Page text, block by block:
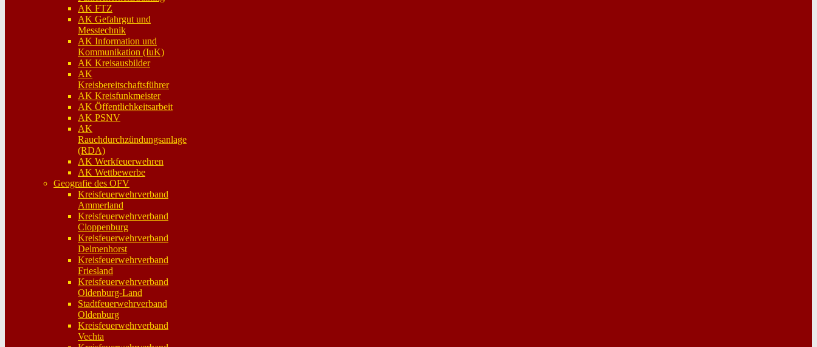
AK FTZ
AK Gefahrgut und
Messtechnik
AK Information und
Kommunikation (IuK)
AK Kreisausbilder
AK
Kreisbereitschaftsführer
AK Kreisfunkmeister
AK Öffentlichkeitsarbeit
AK PSNV
AK
Rauchdurchzündungsanlage
(RDA)
AK Werkfeuerwehren
AK Wettbewerbe
Geografie des OFV
Kreisfeuerwehrverband
Ammerland
Kreisfeuerwehrverband
Cloppenburg
Kreisfeuerwehrverband
Delmenhorst
Kreisfeuerwehrverband
Friesland
Kreisfeuerwehrverband
Oldenburg-Land
Stadtfeuerwehrverband
Oldenburg
Kreisfeuerwehrverband
Vechta